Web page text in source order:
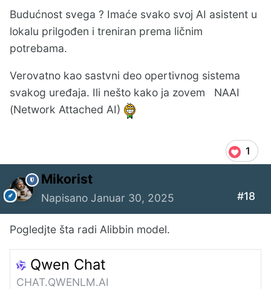
Budućnost svega ? Imaće svako svoj AI asistent u
lokalu prilgođen i treniran prema ličnim
potrebama.
Verovatno kao sastvni deo opertivnog sistema
svakog uređaja. Ili nešto kako ja zovem NAAI
(Network Attached AI)
1
Mikorist
Napisano Januar 30, 2025 #18
Pogledjte šta radi Alibbin model.
Qwen Chat
CHAT.QWENLM.AI